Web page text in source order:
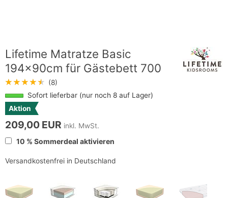
Lifetime Matratze Basic
194x90cm für Gästebett 700
★★★★★ (8)
Sofort lieferbar (nur noch 8 auf Lager)
Aktion
209,00 EUR inkl. MwSt.
10 % Sommerdeal aktivieren
Versandkostenfrei in Deutschland